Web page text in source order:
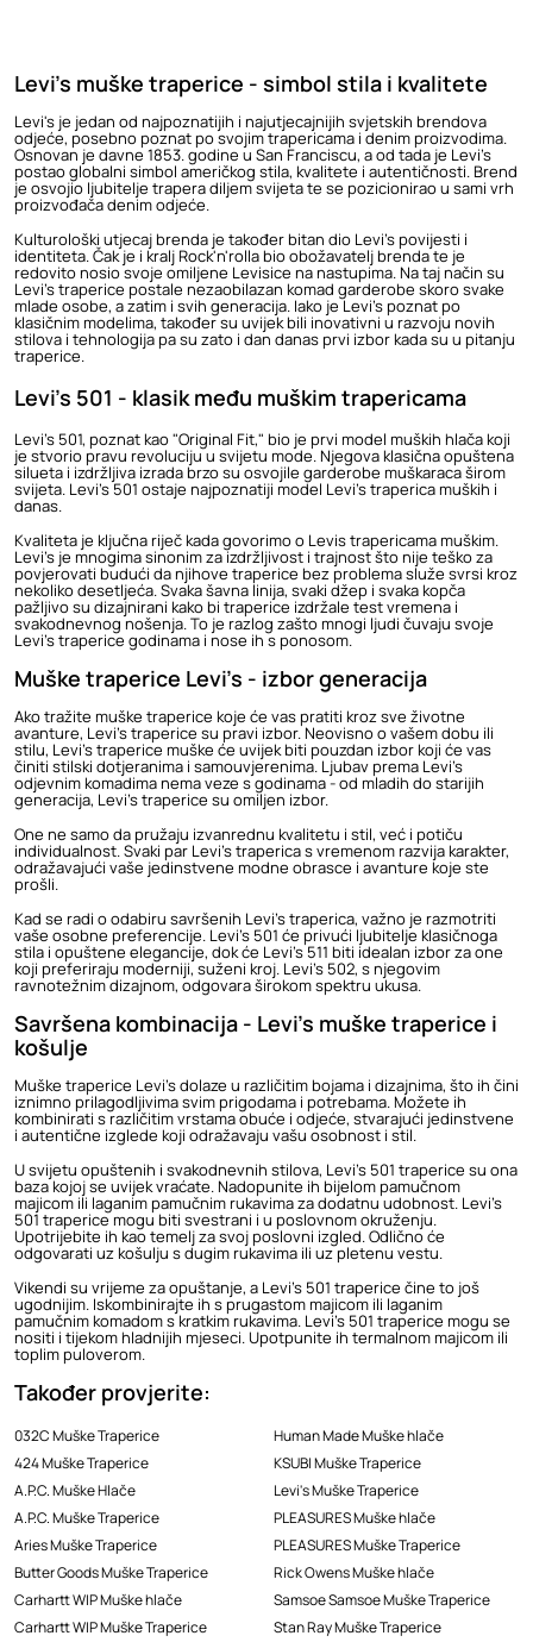
Levi's muške traperice - simbol stila i kvalitete
Levi's je jedan od najpoznatijih i najutjecajnijih svjetskih brendova
odjeće, posebno poznat po svojim trapericama i denim proizvodima.
Osnovan je davne 1853. godine u San Franciscu, a od tada je Levi's
postao globalni simbol američkog stila, kvalitete i autentičnosti. Brend
je osvojio ljubitelje trapera diljem svijeta te se pozicionirao u sami vrh
proizvođača denim odjeće.
Kulturološki utjecaj brenda je također bitan dio Levi's povijesti i
identiteta. Čak je i kralj Rock'n'rolla bio obožavatelj brenda te je
redovito nosio svoje omiljene Levisice na nastupima. Na taj način su
Levi's traperice postale nezaobilazan komad garderobe skoro svake
mlade osobe, a zatim i svih generacija. Iako je Levi's poznat po
klasičnim modelima, također su uvijek bili inovativni u razvoju novih
stilova i tehnologija pa su zato i dan danas prvi izbor kada su u pitanju
traperice.
Levi's 501 - klasik među muškim trapericama
Levi's 501, poznat kao "Original Fit," bio je prvi model muških hlačakoji
je stvorio pravu revoluciju u svijetu mode. Njegova klasična opuštena
silueta i izdržljiva izrada brzo su osvojile garderobe muškaraca širom
svijeta. Levi's 501 ostaje najpoznatiji model Levi's traperica muških i
danas.
Kvaliteta je ključna riječ kada govorimo o Levis trapericama muškim.
Levi's je mnogima sinonim za izdržljivost i trajnost što nije teško za
povjerovati budući da njihove traperice bez problema služe svrsi kroz
nekoliko desetljeća. Svaka šavna linija, svaki džep i svaka kopča
pažljivo su dizajnirani kako bi traperice izdržale test vremena i
svakodnevnog nošenja. To je razlog zašto mnogi ljudi čuvaju svoje
Levi's traperice godinama i nose ih s ponosom.
Muške traperice Levi's - izbor generacija
Ako tražite muške traperice koje će vas pratiti kroz sve životne
avanture, Levi's traperice su pravi izbor. Neovisno o vašem dobu ili
stilu, Levi's traperice muške će uvijek biti pouzdan izbor koji će vas
činiti stilski dotjeranima i samouvjerenima. Ljubav prema Levi's
odjevnim komadima nema veze s godinama - od mladih do starijih
generacija, Levi's traperice su omiljen izbor.
One ne samo da pružaju izvanrednu kvalitetu i stil, već i potiču
individualnost. Svaki par Levi's traperica s vremenom razvija karakter,
odražavajući vaše jedinstvene modne obrasce i avanture koje ste
prošli.
Kad se radi o odabiru savršenih Levi's traperica, važno je razmotriti
vaše osobne preferencije. Levi's 501 će privući ljubitelje klasičnoga
stila i opuštene elegancije, dok će Levi's 511 biti idealan izbor za one
koji preferiraju moderniji, suženi kroj. Levi's 502, s njegovim
ravnotežnim dizajnom, odgovara širokom spektru ukusa.
Savršena kombinacija - Levi's muške traperice i
košulje
Muške traperice Levi's dolaze u različitim bojama i dizajnima, što ih čini
iznimno prilagodljivima svim prigodama i potrebama. Možete ih
kombinirati s različitim vrstama obuće i odjeće, stvarajući jedinstvene
i autentične izglede koji odražavaju vašu osobnost i stil.
U svijetu opuštenih i svakodnevnih stilova, Levi's 501 traperice su ona
baza kojoj se uvijek vraćate. Nadopunite ih bijelom pamučnom
majicom ili laganim pamučnim rukavima za dodatnu udobnost. Levi's
501 traperice mogu biti svestrani i u poslovnom okruženju.
Upotrijebite ih kao temelj za svoj poslovni izgled. Odlično će
odgovarati uz košulju s dugim rukavima ili uz pletenu vestu.
Vikendi su vrijeme za opuštanje, a Levi's 501 traperice čine to još
ugodnijim. Iskombinirajte ih s prugastom majicom ili laganim
pamučnim komadom s kratkim rukavima. Levi's 501 traperice mogu se
nositi i tijekom hladnijih mjeseci. Upotpunite ih termalnom majicom ili
toplim puloverom.
Također provjerite:
032C Muške Traperice
424 Muške Traperice
A.P.C. Muške Hlače
A.P.C. Muške Traperice
Aries Muške Traperice
Butter Goods Muške Traperice
Carhartt WIP Muške hlače
Carhartt WIP Muške Traperice
Human Made Muške hlače
KSUBI Muške Traperice
Levi's Muške Traperice
PLEASURES Muške hlače
PLEASURES Muške Traperice
Rick Owens Muške hlače
Samsoe Samsoe Muške Traperice
Stan Ray Muške Traperice